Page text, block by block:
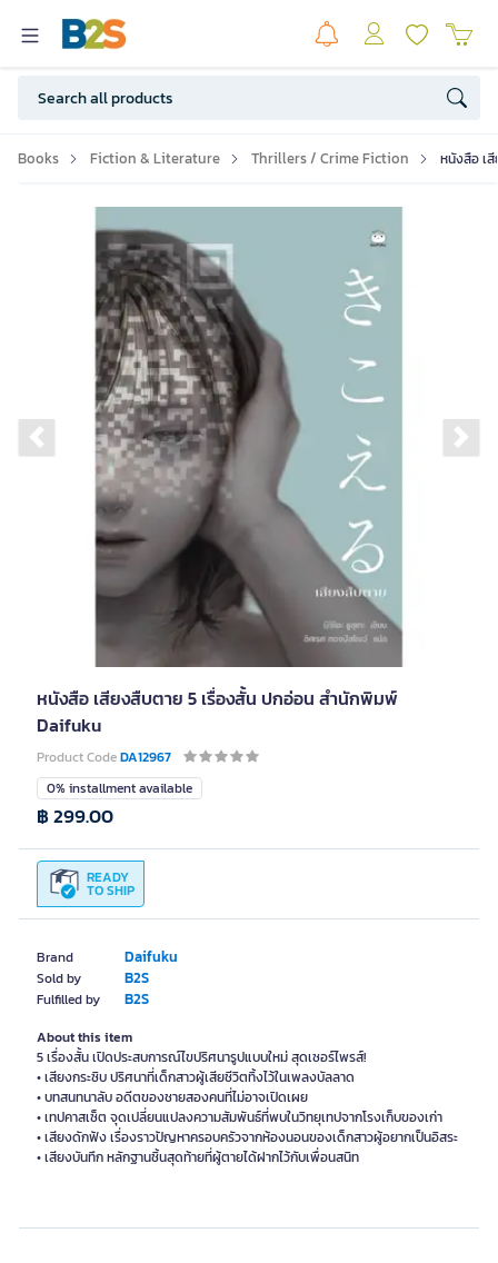
Books Fiction & Literature Thrillers / Crime Fiction หนังสือ เ
Previous slide
หนังสือ เสียงสืบตาย 5 เรื่องสั้น ปกอ่อน สำนักพิมพ์
Daifuku
Product CodeDA12967
Brand Daifuku
Sold by B2S
Fulfilled by B2S
0% installment available
READY
TO SHIP
฿ 299.00
About this item
5 เรื่องสั้น เปิดประสบการณ์ไขปริศนารูปแบบใหม่ สุดเซอร์ไพรส์!
• เสียงกระซิบ ปริศนาที่เด็กสาวผู้เสียชีวิตทิ้งไว้ในเพลงบัลลาด
• บทสนทนาลับ อดีตของชายสองคนที่ไม่อาจเปิดเผย
• เทปคาสเซ็ต จุดเปลี่ยนแปลงความสัมพันธ์ที่พบในวิทยุเทปจากโรงเก็บของเก่า
• เสียงดักฟัง เรื่องราวปัญหาครอบครัวจากห้องนอนของเด็กสาวผู้อยากเป็นอิสระ
• เสียงบันทึก หลักฐานชิ้นสุดท้ายที่ผู้ตายได้ฝากไว้กับเพื่อนสนิท